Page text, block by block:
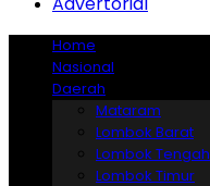
Home
Nasional
Daerah
Mataram
Lombok Barat
Lombok Tengah
Lombok Timur